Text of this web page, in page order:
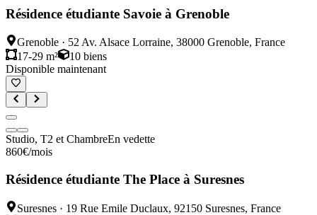
Résidence étudiante Savoie à Grenoble
Grenoble · 52 Av. Alsace Lorraine, 38000 Grenoble, France
17-29 m²
10 biens
Disponible maintenant
Studio, T2 et ChambreEn vedette
860€/mois
Résidence étudiante The Place à Suresnes
Suresnes · 19 Rue Emile Duclaux, 92150 Suresnes, France